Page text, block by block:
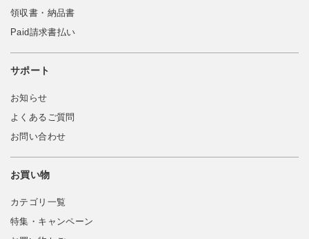
領収書・納品書
Paid請求書払い
サポート
お知らせ
よくあるご質問
お問い合わせ
お買い物
カテゴリ一覧
特集・キャンペーン